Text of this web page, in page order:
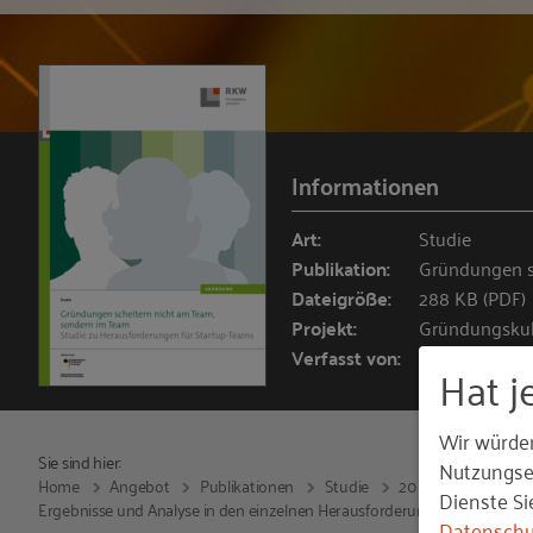
Informationen
Art: Studie
Publikation: Gründungen
Dateigröße: 288 KB (PDF)
Projekt:
Verfasst von: Juliane
Sie sind hier:
Home
Angebot Publikationen Studie 2016
Ergebnisse und Analyse in den einzelnen Herausforderungskategorien
Hat
Wir
Dienste